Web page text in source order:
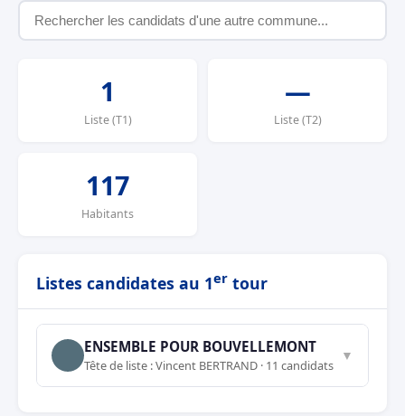
1
Liste (T1)
—
Liste (T2)
117
Habitants
Listes candidates au 1er tour
ENSEMBLE POUR BOUVELLEMONT
Tête de liste : Vincent BERTRAND · 11 candidats
▼